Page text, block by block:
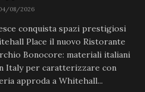
08/2026
conquista spazi prestigiosi
Place il nuovo Ristorante
Bonocore: materiali italiani
Italy per caratterizzare con
approda a Whitehall...